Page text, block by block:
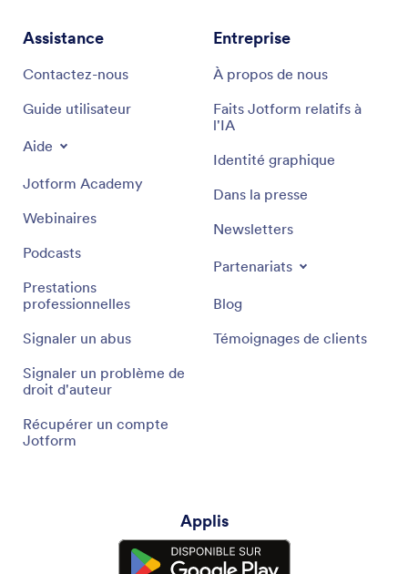
Assistance
Contactez-nous
Guide utilisateur
Aide
Jotform Academy
Webinaires
Podcasts
Prestations
professionnelles
Signaler un abus
Signaler un problème de
droit d'auteur
Récupérer un compte
Jotform
Entreprise
À propos de nous
Faits Jotform relatifs à
l'IA
Identité graphique
Dans la presse
Newsletters
Partenariats
Blog
Témoignages de clients
Applis